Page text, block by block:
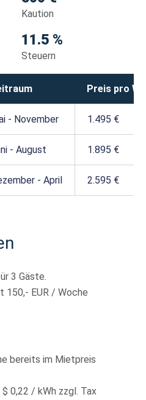
Kaution
11.5 %
Steuern
Preis pro
- November 1.495 €
- August 1.895 €
- April 2.595 €
3 Gäste.
150,- EUR / Woche
bereits im Mietpreis
0,22 / kWh zzgl. Tax